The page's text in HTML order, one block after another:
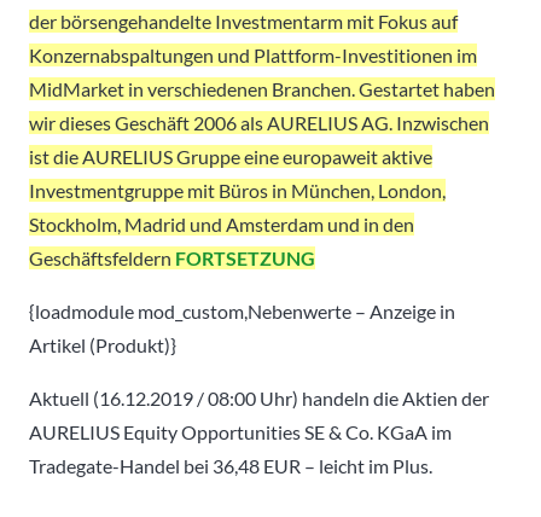
der börsengehandelte Investmentarm mit Fokus auf
Konzernabspaltungen und Plattform-Investitionen im
MidMarket in verschiedenen Branchen. Gestartet haben
wir dieses Geschäft 2006 als AURELIUS AG. Inzwischen
ist die AURELIUS Gruppe eine europaweit aktive
Investmentgruppe mit Büros in München, London,
Stockholm, Madrid und Amsterdam und in den
Geschäftsfeldern FORTSETZUNG
{loadmodule mod_custom,Nebenwerte – Anzeige in
Artikel (Produkt)}
Aktuell (16.12.2019 / 08:00 Uhr) handeln die Aktien der
AURELIUS Equity Opportunities SE & Co. KGaA im
Tradegate-Handel bei 36,48 EUR – leicht im Plus.